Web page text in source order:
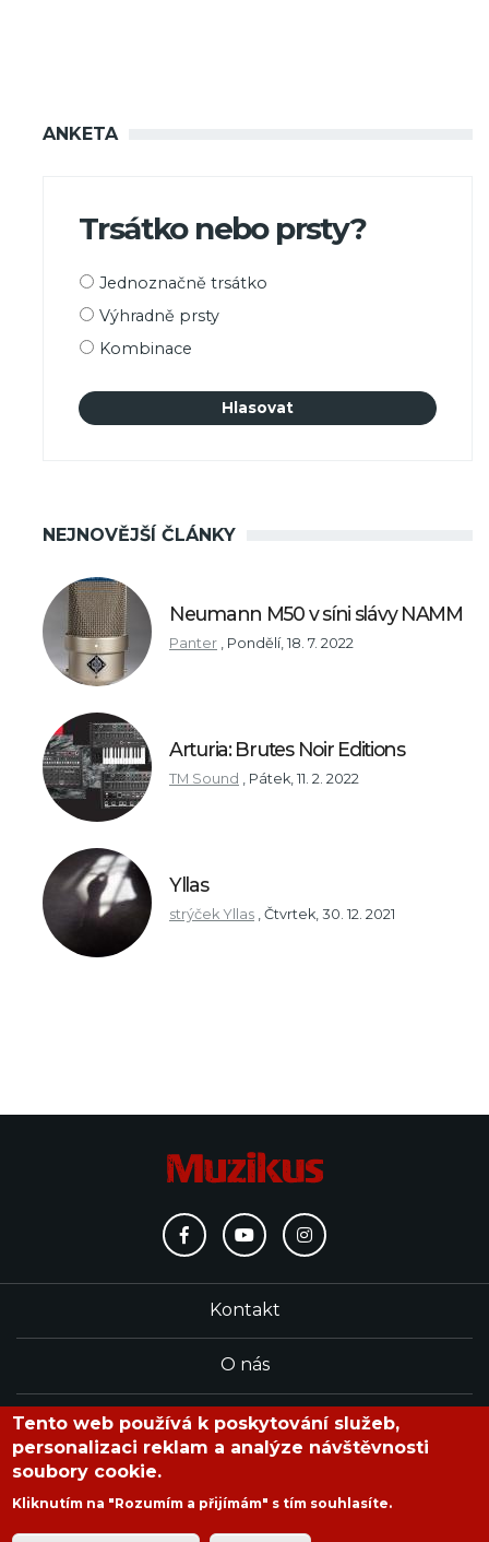
ANKETA
Trsátko nebo prsty?
Možnosti
Jednoznačně trsátko
Výhradně prsty
Kombinace
NEJNOVĚJŠÍ ČLÁNKY
Neumann M50 v síni slávy NAMM
Panter , Pondělí, 18. 7. 2022
Arturia: Brutes Noir Editions
TM Sound , Pátek, 11. 2. 2022
Yllas
strýček Yllas , Čtvrtek, 30. 12. 2021
Kontakt
O nás
Redakce
Tento web používá k poskytování služeb,
personalizaci reklam a analýze návštěvnosti
soubory cookie.
Kliknutím na "Rozumím a přijímám" s tím souhlasíte.